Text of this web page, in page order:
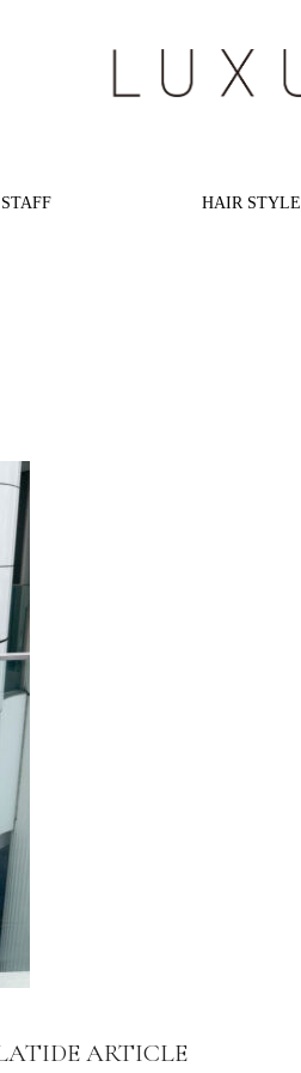
STAFF HAIR STYLE
ARTICLE